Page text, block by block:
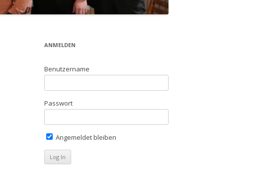
ANMELDEN
Benutzername
Passwort
Angemeldet bleiben